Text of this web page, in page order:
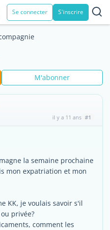
Se connecter S'inscrire
M'abonner
il y a 11 ans #1
la semaine prochaine
mon expatriation et mon
KK, je voulais savoir s'il
privée?
comment les